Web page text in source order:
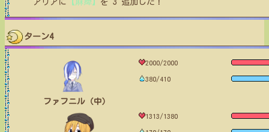
アリア に 【麻痺】 を 3 追加した！
ターン4
ファフニル（中）
2000/2000
380/410
1313/1380